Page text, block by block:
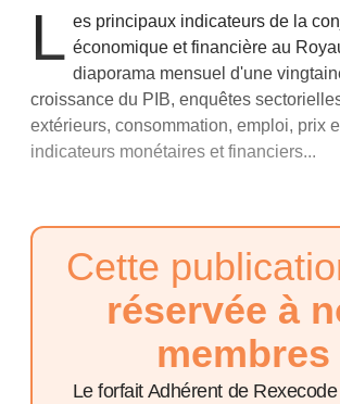
L es principaux indicateurs de la
économique et financière au
diaporama mensuel d'une
croissance du PIB, enquêtes
extérieurs, consommation, emploi, prix
indicateurs monétaires et financiers...
Cette
réservée à
membres
Le forfait Adhérent de